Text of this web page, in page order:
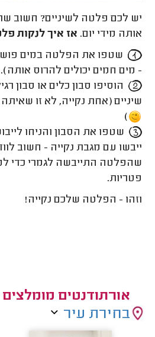
יש לכם פלטה לשיניים? חשוב
אותה מידי יום. אז איך לנקות
שטפו את הפלטה במים
- מים חמים יכולים להרוס אותה).
הוסיפו סבון כלים או סבון
שיניים (אחת נקייה, לא זו
)
שטפו את הסבון והניחו
ייבשו עם מגבת נקייה - חשוב
שהפלטה התייבשה לגמרי כדי
פטריות.
וזהו - הפלטה שלכם נקייה!
אורתודנטים
בחירת עיר